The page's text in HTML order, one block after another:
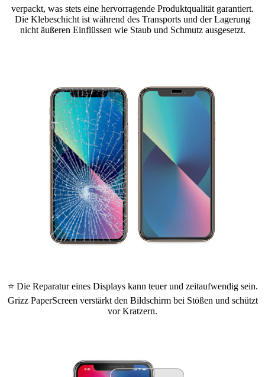
verpackt, was stets eine hervorragende Produktqualität garantiert.
Die Klebeschicht ist während des Transports und der Lagerung
nicht äußeren Einflüssen wie Staub und Schmutz ausgesetzt.
⭐ Die Reparatur eines Displays kann teuer und zeitaufwendig sein.
Grizz PaperScreen verstärkt den Bildschirm bei Stößen und schützt
vor Kratzern.